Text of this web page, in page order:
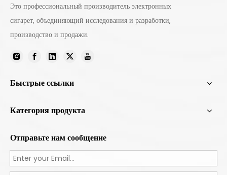
Это профессиональный производитель электронных
сигарет, объединяющий исследования и разработки,
производство и продажи.
Быстрые ссылки
Категория продукта
Отправьте нам сообщение